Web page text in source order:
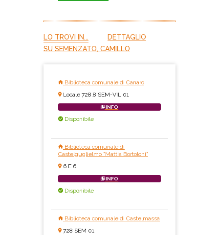
LO TROVI IN...
DETTAGLIO
SU SEMENZATO, CAMILLO
Biblioteca comunale di Canaro
Locale 728.8 SEM-VIL 01
INFO
Disponibile
Biblioteca comunale di
Castelguglielmo "Mattia Bortoloni"
6 E 6
INFO
Disponibile
Biblioteca comunale di Castelmassa
728 SEM 01